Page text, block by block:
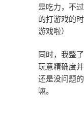
是吃力，不
的打游戏的
游戏啦）
同时，我整
玩意精确度
还是没问题
嘛。